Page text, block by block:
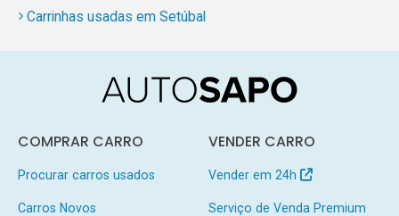
Carrinhas usadas em Setúbal
COMPRAR CARRO
Procurar carros usados
Carros Novos
VENDER CARRO
Vender em 24h
Serviço de Venda Premium